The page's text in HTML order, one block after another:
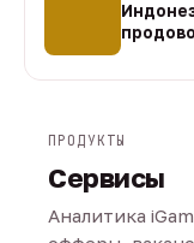
ПРОДУКТЫ
Сервисы
Аналитика